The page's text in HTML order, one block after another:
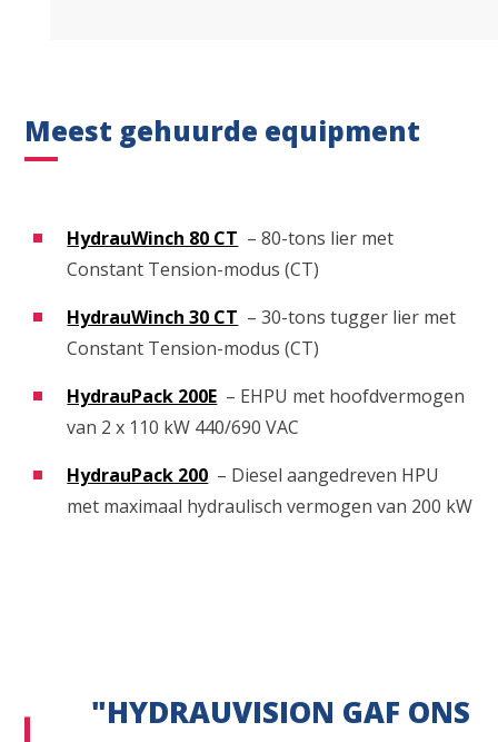
Meest gehuurde equipment
HydrauWinch 80 CT – 80-tons lier met
Constant Tension-modus (CT)
HydrauWinch 30 CT – 30-tons tugger lier met
Constant Tension-modus (CT)
HydrauPack 200E – EHPU met hoofdvermogen
van 2 x 110 kW 440/690 VAC
HydrauPack 200 – Diesel aangedreven HPU
met maximaal hydraulisch vermogen van 200 kW
"HYDRAUVISION GAF ONS